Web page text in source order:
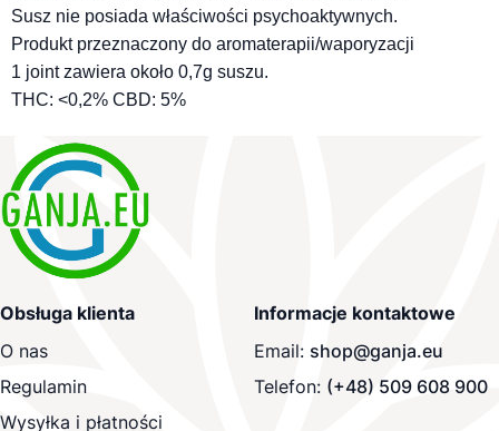
Susz nie posiada właściwości psychoaktywnych.
Produkt przeznaczony do aromaterapii/waporyzacji
1 jointzawiera około 0,7g suszu.
THC: <0,2% CBD: 5%
Obsługa klienta
O nas
Regulamin
Wysyłka i płatności
Informacje kontaktowe
Email: shop@ganja.eu
Telefon: (+48) 509 608 900